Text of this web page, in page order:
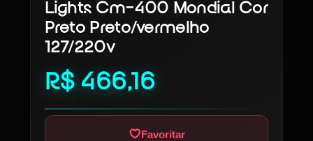
Lights Cm-400 Mondial Cor
Preto Preto/vermelho
127/220v
R$ 466,16
Favoritar